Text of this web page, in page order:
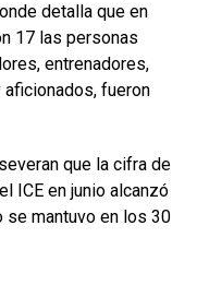
detalla que en
17 las personas
entrenadores,
fueron
que la cifra de
ICE en junio alcanzó
mantuvo en los 30